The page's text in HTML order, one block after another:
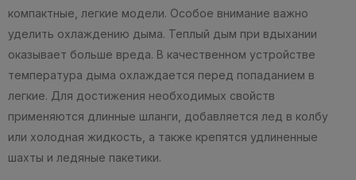
компактные, легкие модели. Особое внимание важно
уделить охлаждению дыма. Теплый дым при вдыхании
оказывает больше вреда. В качественном устройстве
температура дыма охлаждается перед попаданием в
легкие. Для достижения необходимых свойств
применяются длинные шланги, добавляется лед в колбу
или холодная жидкость, а также крепятся удлиненные
шахты и ледяные пакетики.